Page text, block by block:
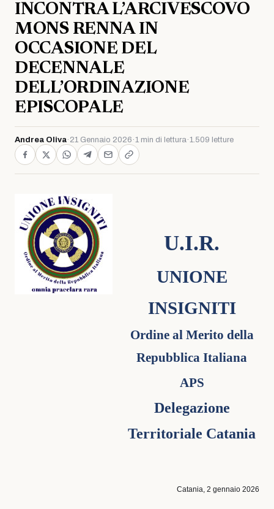
INCONTRA L’ARCIVESCOVO
MONS RENNA IN
OCCASIONE DEL
DECENNALE
DELL’ORDINAZIONE
EPISCOPALE
Andrea Oliva· 21 Gennaio 2026 ·1 min di lettura·1.509 letture
U.I.R.
UNIONE
INSIGNITI
Ordine al Merito della
Repubblica Italiana
APS
Delegazione
Territoriale Catania
Catania, 2 gennaio 2026